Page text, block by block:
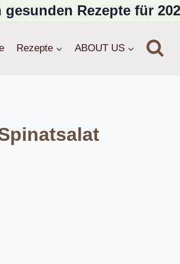
Rezepte für
Rezepte ABOUT US